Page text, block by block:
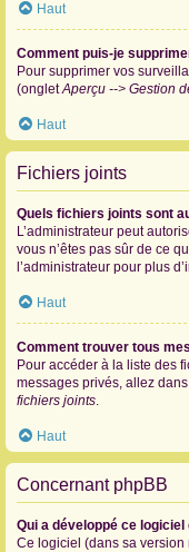
Haut
Comment puis-je
Pour supprimer vos
(ongletAperçu --> Gestion
Haut
Fichiers joints
Quels fichiers joints sont
L’administrateur peut
vous n’êtes pas sûr de ce
l’administrateur pour plus
Haut
Comment trouver tous
Pour accéder à la liste des
messages privés, allez
fichiers joints.
Haut
Concernant phpBB
Qui a développé ce logiciel
Ce logiciel (dans sa